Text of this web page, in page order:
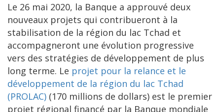
Le 26 mai 2020, la Banque a approuvé deux
nouveaux projets qui contribueront à la
stabilisation de la région du lac Tchad et
accompagneront une évolution progressive
vers des stratégies de développement de plus
long terme. Le projet pour la relance et le
développement de la région du lac Tchad
(PROLAC) (170 millions de dollars) est le premier
projet régional financé par la Banque mondiale